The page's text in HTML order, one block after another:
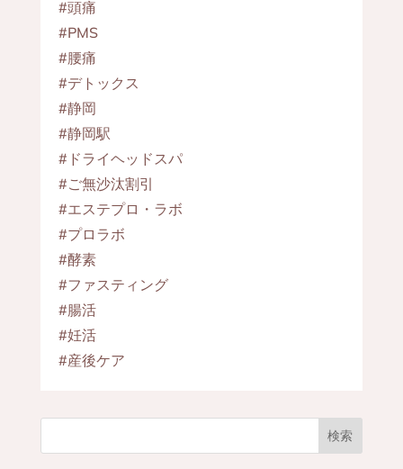
#頭痛
#PMS
#腰痛
#デトックス
#静岡
#静岡駅
#ドライヘッドスパ
#ご無沙汰割引
#エステプロ・ラボ
#プロラボ
#酵素
#ファスティング
#腸活
#妊活
#産後ケア
検索